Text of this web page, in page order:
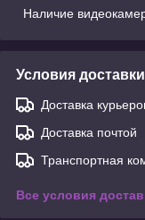
Наличие
Условия доставки
Доставка
Доставка почтой
Транспортная
Все условия